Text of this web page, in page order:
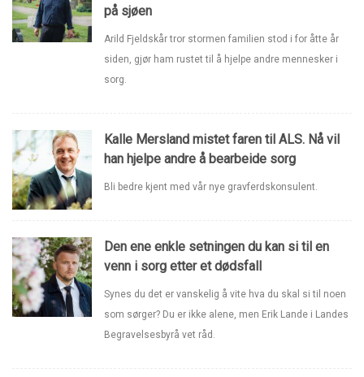
på sjøen
Arild Fjeldskår tror stormen familien stod i for åtte år
siden, gjør ham rustet til å hjelpe andre mennesker i
sorg.
Kalle Mersland mistet faren til ALS. Nå vil
han hjelpe andre å bearbeide sorg
Bli bedre kjent med vår nye gravferdskonsulent.
Den ene enkle setningen du kan si til en
venn i sorg etter et dødsfall
Synes du det er vanskelig å vite hva du skal si til noen
som sørger? Du er ikke alene, men Erik Lande i Landes
Begravelsesbyrå vet råd.